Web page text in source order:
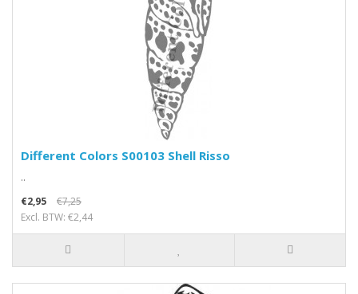
Different Colors S00103 Shell Risso
..
€2,95
€7,25
Excl. BTW: €2,44